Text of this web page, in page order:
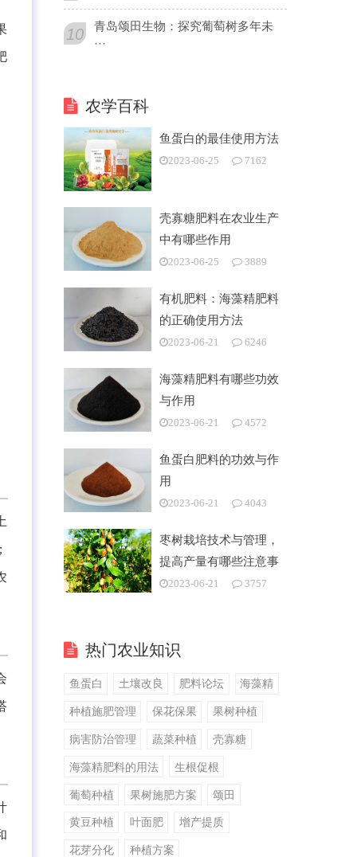
10
青岛颂田生物：探究葡萄树多年未
···
农学百科
鱼蛋白的最佳使用方法
2023-06-25 7162
壳寡糖肥料在农业生产
中有哪些作用
2023-06-25 3889
有机肥料：海藻精肥料
的正确使用方法
2023-06-21 6246
海藻精肥料有哪些功效
与作用
2023-06-21 4572
鱼蛋白肥料的功效与作
用
2023-06-21 4043
枣树栽培技术与管理，
提高产量有哪些注意事
项2023-06-21 3757
热门农业知识
鱼蛋白 土壤改良 肥料论坛 海藻精
种植施肥管理 保花保果 果树种植
病害防治管理 蔬菜种植 壳寡糖
海藻精肥料的用法 生根促根
葡萄种植 果树施肥方案 颂田
黄豆种植 叶面肥 增产提质
花芽分化 种植方案